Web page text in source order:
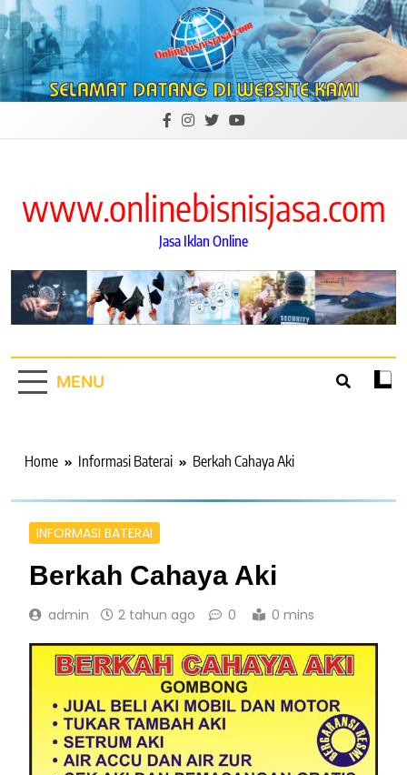
Skip
to
content
www.onlinebisnisjasa.com
Jasa Iklan Online
MENU
Home Informasi Baterai Berkah Cahaya Aki
INFORMASI BATERAI
Berkah Cahaya Aki
admin 2 tahun ago 0 0 mins